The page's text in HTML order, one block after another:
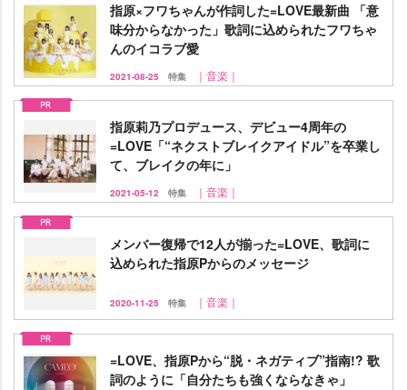
指原×フワちゃんが作詞した=LOVE最新曲 「意
味分からなかった」歌詞に込められたフワちゃ
んのイコラブ愛
2021-08-25 特集 ｜音楽｜
指原莉乃プロデュース、デビュー4周年の
=LOVE「“ネクストブレイクアイドル”を卒業し
て、ブレイクの年に」
2021-05-12 特集 ｜音楽｜
メンバー復帰で12人が揃った=LOVE、歌詞に
込められた指原Pからのメッセージ
2020-11-25 特集 ｜音楽｜
=LOVE、指原Pから“脱・ネガティブ”指南!? 歌
詞のように「自分たちも強くならなきゃ」